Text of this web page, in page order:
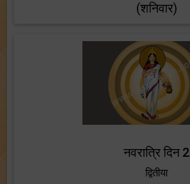
(शनिवार)
नवरात्रि दिन 2
द्वितीया